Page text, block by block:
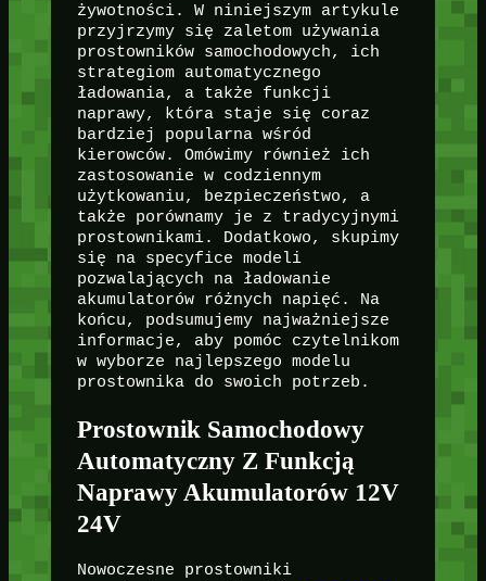
żywotności. W niniejszym artykule
przyjrzymy się zaletom używania
prostowników samochodowych, ich
strategiom automatycznego
ładowania, a także funkcji
naprawy, która staje się coraz
bardziej popularna wśród
kierowców. Omówimy również ich
zastosowanie w codziennym
użytkowaniu, bezpieczeństwo, a
także porównamy je z tradycyjnymi
prostownikami. Dodatkowo, skupimy
się na specyfice modeli
pozwalających na ładowanie
akumulatorów różnych napięć. Na
końcu, podsumujemy najważniejsze
informacje, aby pomóc czytelnikom
w wyborze najlepszego modelu
prostownika do swoich potrzeb.
Prostownik Samochodowy
Automatyczny Z Funkcją
Naprawy Akumulatorów 12V
24V
Nowoczesne prostowniki